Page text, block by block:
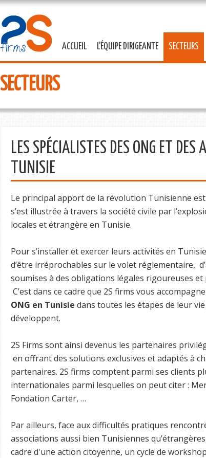
ACCUEIL L'ÉQUIPE DIRIGEANTE SECTEURS
SECTEURS
LES SPÉCIALISTES DES ONG ET DES
TUNISIE
Le principal apport de la révolution Tunisienne
s’est illustrée à travers la société civile par
locales et étrangère en Tunisie.
Pour s’installer et exercer leurs activités en
d’être irréprochables sur le volet réglementaire,
soumises à des obligations légales rigoureuses
C’est dans ce cadre que 2S firms vous
ONG en Tunisie dans toutes les étapes de leur
développent.
2S Firms sont ainsi devenus les partenaires
en offrant des solutions exclusives et adaptés à
partenaires. 2S firms comptent parmi ses clients
internationales parmi lesquelles on peut citer :
Fondation Carter, …
Par ailleurs, face aux difficultés pratiques
associations aussi bien Tunisiennes
cadre d'une action citoyenne, un cycle de